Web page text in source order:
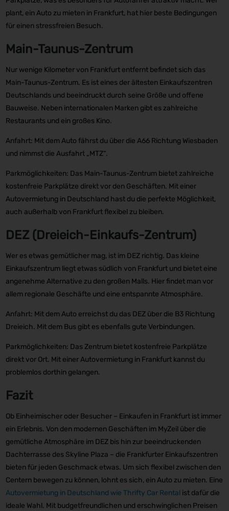
plant, ein Auto zu mieten in Frankfurt, hat hier beste Bedingungen
für einen stressfreien Besuch.
Main-Taunus-Zentrum
Nur wenige Kilometer von Frankfurt entfernt befindet sich das
Main-Taunus-Zentrum. Es ist eines der ältesten Einkaufszentren
Deutschlands und beeindruckt durch seine Größe und offene
Bauweise. Neben internationalen Marken gibt es zahlreiche
Restaurants und ein großes Kino.
Anfahrt: Mit dem Auto fährst du über die A66 Richtung Wiesbaden
und nimmst die Ausfahrt „MTZ“.
Parkmöglichkeiten: Das Main-Taunus-Zentrum bietet zahlreiche
kostenfreie Parkplätze direkt vor den Geschäften. Mit einer
Autovermietung in Deutschland hast du die perfekte Möglichkeit,
auch außerhalb von Frankfurt flexibel zu bleiben.
DEZ (Dreieich-Einkaufs-Zentrum)
Wer es etwas gemütlicher mag, ist im DEZ richtig. Das kleine
Einkaufszentrum liegt etwas südlich von Frankfurt und bietet eine
angenehme Alternative zu den großen Malls. Hier findet man vor
allem regionale Geschäfte und eine entspannte Atmosphäre.
Anfahrt: Mit dem Auto erreichst du das DEZ über die B3 Richtung
Dreieich. Mit dem Bus gibt es ebenfalls gute Verbindungen.
Parkmöglichkeiten: Das Zentrum bietet kostenfreie Parkplätze
direkt vor Ort. Mit einer Autovermietung in Frankfurt kannst du
problemlos dorthin gelangen.
Fazit
Ob Einheimischer oder Besucher – Einkaufen in Frankfurt ist immer
ein Erlebnis. Von den modernen Geschäften im MyZeil über die
gemütliche Atmosphäre im DEZ bis hin zur beeindruckenden
Dachterrasse des Skyline Plaza – die Frankfurter Einkaufszentren
bieten für jeden Geschmack etwas. Um sich flexibel zwischen den
Centern bewegen zu können, lohnt es sich, ein Auto zu mieten. Eine
Autovermietung in Deutschland wie Thrifty Car Rental ist dafür die
ideale Wahl. Mit budgetfreundlichen und erschwinglichen Preisen